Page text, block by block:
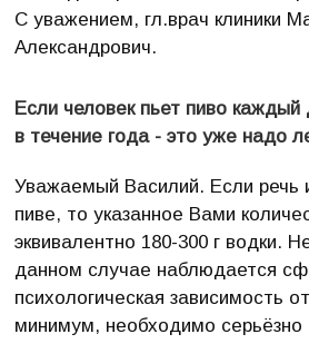
С уважением, гл.врач клиники
Александрович.
Если человек пьет пиво
в течение года - это уже надо
Уважаемый Василий. Если речь
пиве, то указанное Вами
эквивалентно 180-300 г водки.
данном случае наблюдается
психологическая зависимость
минимум, необходимо серьёзно